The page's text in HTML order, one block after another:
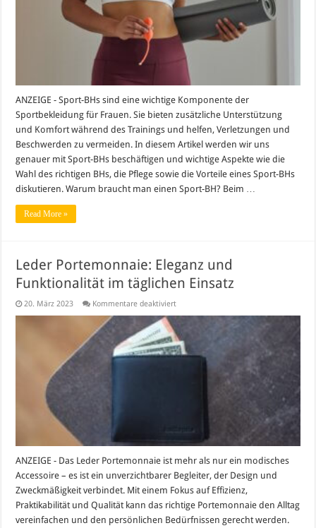
ANZEIGE - Sport-BHs sind eine wichtige Komponente der
Sportbekleidung für Frauen. Sie bieten zusätzliche Unterstützung
und Komfort während des Trainings und helfen, Verletzungen und
Beschwerden zu vermeiden. In diesem Artikel werden wir uns
genauer mit Sport-BHs beschäftigen und wichtige Aspekte wie die
Wahl des richtigen BHs, die Pflege sowie die Vorteile eines Sport-BHs
diskutieren. Warum braucht man einen Sport-BH? Beim …
Read More »
Leder Portemonnaie: Eleganz und
Funktionalität im täglichen Einsatz
20. März 2023 Kommentare deaktiviertfür
und
Funktionalität
im
täglichen
ANZEIGE - Das Leder Portemonnaie ist mehr als nur ein modisches
Accessoire – es ist ein unverzichtbarer Begleiter, der Design und
Zweckmäßigkeit verbindet. Mit einem Fokus auf Effizienz,
Praktikabilität und Qualität kann das richtige Portemonnaie den Alltag
vereinfachen und den persönlichen Bedürfnissen gerecht werden.